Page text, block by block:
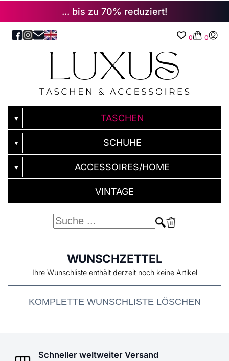
... bis zu 70% reduziert!
0 0
▼ TASCHEN
▼ SCHUHE
▼ ACCESSOIRES/HOME
VINTAGE
WUNSCHZETTEL
Ihre Wunschliste enthält derzeit noch keine Artikel
KOMPLETTE WUNSCHLISTE LÖSCHEN
Schneller weltweiter Versand